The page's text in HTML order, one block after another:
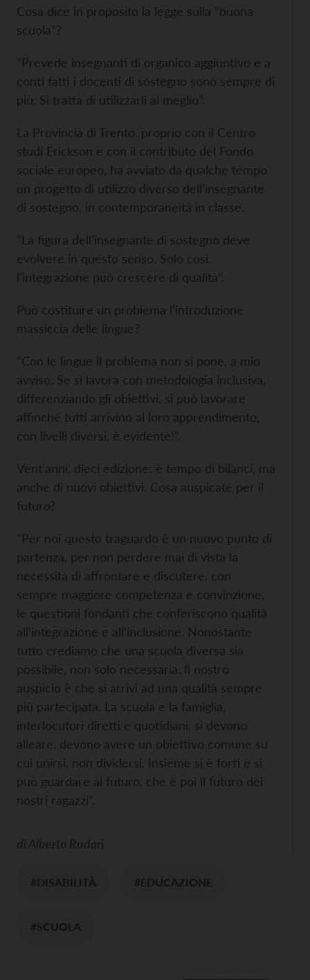
Cosa dice in proposito la legge sulla “buona
scuola”?
“Prevede insegnanti di organico aggiuntivo e a
conti fatti i docenti di sostegno sono sempre di
più. Si tratta di utilizzarli al meglio”.
La Provincia di Trento, proprio con il Centro
studi Erickson e con il contributo del Fondo
sociale europeo, ha avviato da qualche tempo
un progetto di utilizzo diverso dell’insegnante
di sostegno, in contemporaneità in classe.
“La figura dell’insegnante di sostegno deve
evolvere in questo senso. Solo così
l’integrazione può crescere di qualità”.
Può costituire un problema l’introduzione
massiccia delle lingue?
“Con le lingue il problema non si pone, a mio
avviso. Se si lavora con metodologia inclusiva,
differenziando gli obiettivi, si può lavorare
affinché tutti arrivino al loro apprendimento,
con livelli diversi, è evidente!”.
Vent’anni, dieci edizione: è tempo di bilanci, ma
anche di nuovi obiettivi. Cosa auspicate per il
futuro?
“Per noi questo traguardo è un nuovo punto di
partenza, per non perdere mai di vista la
necessità di affrontare e discutere, con
sempre maggiore competenza e convinzione,
le questioni fondanti che conferiscono qualità
all’integrazione e all’inclusione. Nonostante
tutto crediamo che una scuola diversa sia
possibile, non solo necessaria. Il nostro
auspicio è che si arrivi ad una qualità sempre
più partecipata. La scuola e la famiglia,
interlocutori diretti e quotidiani, si devono
alleare, devono avere un obiettivo comune su
cui unirsi, non dividersi. Insieme si è forti e si
può guardare al futuro, che è poi il futuro dei
nostri ragazzi”.
diAlberto Rudari
#DISABILITÀ #EDUCAZIONE
#SCUOLA